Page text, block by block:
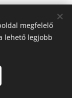
megfelelő
lehető legjobb